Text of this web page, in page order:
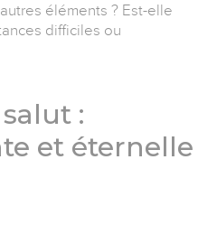
éléments ? Est-elle
difficiles ou
:
et éternelle